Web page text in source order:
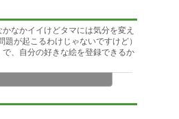
なかイイけどタマには気分を変え
が起こるわけじゃないですけど）
、自分の好きな絵を登録できるか
せん。
ら、安心してインストールしてみ